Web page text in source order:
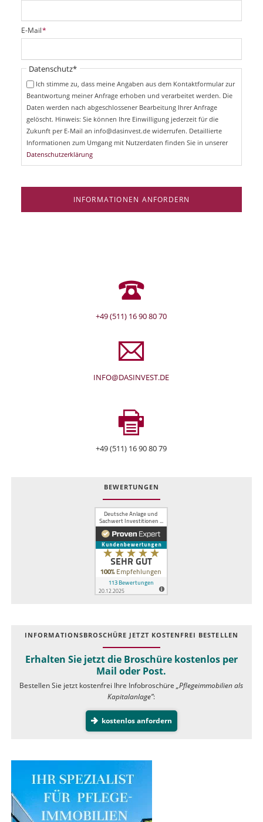
f
i
c
t
f
P
f
i
E-Mail*
Pflichtfeld
Datenschutz*
Ich stimme zu, dass meine Angaben aus dem Kontaktformular zur
Beantwortung meiner Anfrage erhoben und verarbeitet werden. Die
Daten werden nach abgeschlossener Bearbeitung Ihrer Anfrage
gelöscht. Hinweis: Sie können Ihre Einwilligung jederzeit für die
Zukunft per E-Mail an info@dasinvest.de widerrufen. Detaillierte
Informationen zum Umgang mit Nutzerdaten finden Sie in unserer
Datenschutzerklärung
INFORMATIONEN ANFORDERN
+49 (511) 16 90 80 70
INFO@DASINVEST.DE
+49 (511) 16 90 80 79
BEWERTUNGEN
INFOR­MATIONS­BROSCHÜRE JETZT KOSTEN­FREI BESTELLEN
Erhalten Sie jetzt die Broschüre kostenlos per
Mail oder Post.
Bestellen Sie jetzt kostenfrei Ihre Infobroschüre„Pflegeimmobilien als
Kapitalanlage”:
kostenlos anfordern